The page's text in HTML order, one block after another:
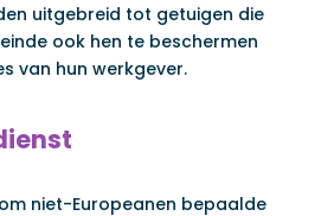
uitgebreid tot getuigen die
ook hen te beschermen
van hun werkgever.
niet-Europeanen bepaalde